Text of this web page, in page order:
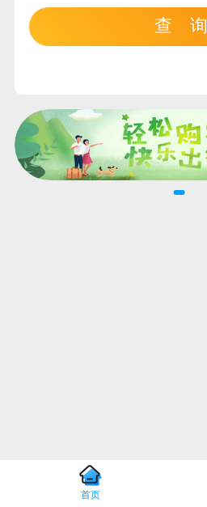
查 询
首页